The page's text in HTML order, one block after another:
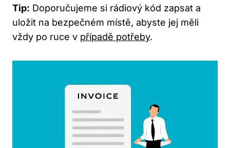
Tip: Doporučujeme si rádiový kód zapsat‌ a
uložit na bezpečném místě, abyste jej měli
vždy po ruce v případě potřeby.